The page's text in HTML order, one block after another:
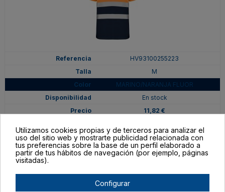
HV93100255223
M
MARINO/NARANJA FLUOR
En stock
11,82 €
Utilizamos cookies propias y de terceros para analizar el
uso del sitio web y mostrarte publicidad relacionada con
tus preferencias sobre la base de un perfil elaborado a
partir de tus hábitos de navegación (por ejemplo, páginas
visitadas).
Configurar